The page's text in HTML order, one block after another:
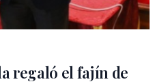
regaló el fajín de